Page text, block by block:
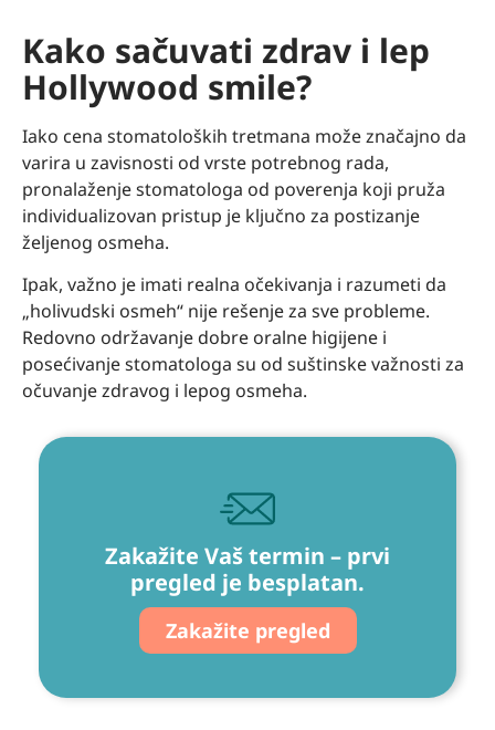
Kako sačuvati zdrav i lep
Hollywood smile?
Iako cena stomatoloških tretmana može značajno da
varira u zavisnosti od vrste potrebnog rada,
pronalaženje stomatologa od poverenja koji pruža
individualizovan pristup je ključno za postizanje
željenog osmeha.
Ipak, važno je imati realna očekivanja i razumeti da
„holivudski osmeh“ nije rešenje za sve probleme.
Redovno održavanje dobre oralne higijene i
posećivanje stomatologa su od suštinske važnosti za
očuvanje zdravog i lepog osmeha.
Zakažite Vaš termin – prvi
pregled je besplatan.
Zakažite pregled